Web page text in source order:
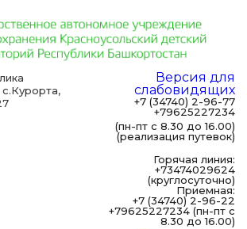
Версия для
слабовидящих
+7 (34740) 2-96-77
+79625227234
(пн-пт с 8.30 до 16.00)
(реализация путевок)
Горячая линия:
+73474029624
(круглосуточно)
Приемная:
+7 (34740) 2-96-22
+79625227234 (пн-пт с
8.30 до 16.00)